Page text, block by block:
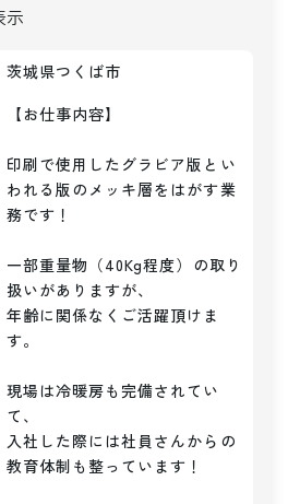
示
茨城県つくば市
【お仕事内容】
印刷で使用したグラビア版とい
われる版のメッキ層をはがす業
務です！
一部重量物（40Kg程度）の取り
扱いがありますが、
年齢に関係なくご活躍頂けま
す。
現場は冷暖房も完備されてい
て、
入社した際には社員さんからの
教育体制も整っています！